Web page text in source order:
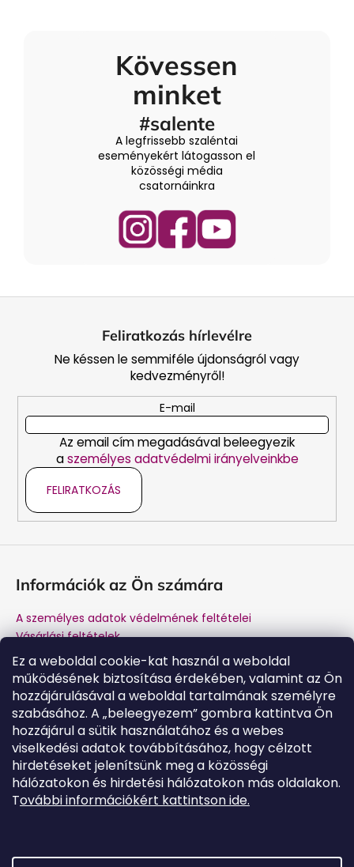
Ez a weboldal cookie-kat használ a weboldal
működésének biztosítása érdekében, valamint az Ön
hozzájárulásával a weboldal tartalmának személyre
szabásához. A „beleegyezem” gombra kattintva Ön
hozzájárul a sütik használatához és a webes
viselkedési adatok továbbításához, hogy célzott
hirdetéseket jelenítsünk meg a közösségi
hálózatokon és hirdetési hálózatokon más oldalakon.
További információkért kattintson ide.
Kövessen
minket
#salente
A legfrissebb szaléntai
eseményekért látogasson el
közösségi média
csatornáinkra
Feliratkozás hírlevélre
Ne késsen le semmiféle újdonságról vagy
kedvezményről!
E-mail
Az email cím megadásával beleegyezik
aszemélyes adatvédelmi irányelveinkbe
FELIRATKOZÁS
Információk az Ön számára
A személyes adatok védelmének feltételei
Vásárlási feltételek
Márkánk története
A gyártótól történő vásárlás előnyei
Kapcsolat
Garancia és jótállás utáni szerviz
Kapcsolat
tamogatas@salente.hu
YouTube